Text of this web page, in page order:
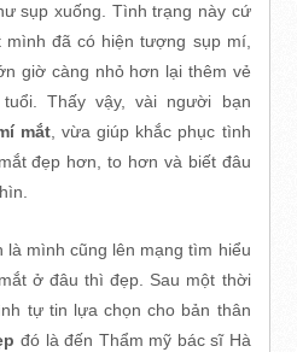
sụp xuống. Tình trạng này cứ
đã có hiện tượng sụp mí,
giờ càng nhỏ hơn lại thêm vẻ
Thấy vậy, vài người bạn
mắt , vừa giúp khắc phục tình
đẹp hơn, to hơn và biết đâu
là mình cũng lên mạng tìm hiểu
ở đâu thì đẹp. Sau một thời
tự tin lựa chọn cho bản thân
đó là đến Thẩm mỹ bác sĩ Hà